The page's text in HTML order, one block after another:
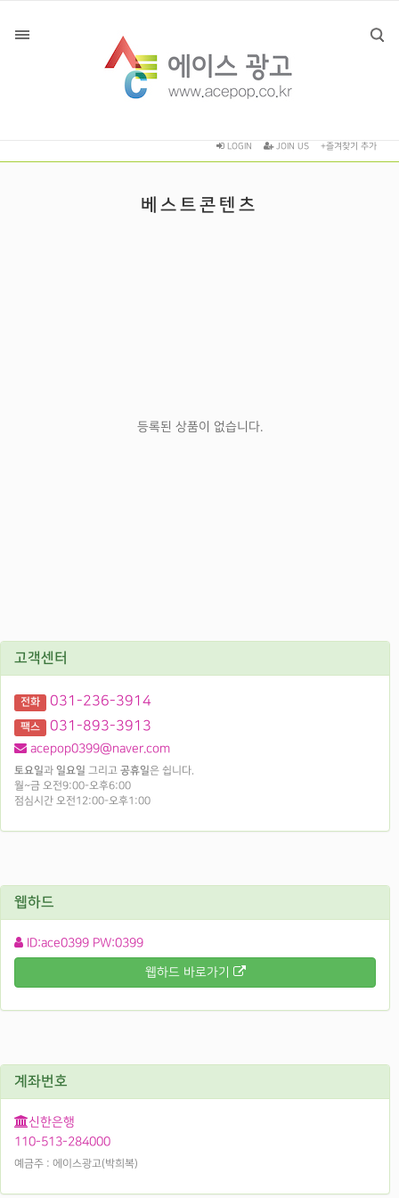
LOGIN JOIN US +즐겨찾기 추가
베스트콘텐츠
등록된 상품이 없습니다.
고객센터
전화 031-236-3914
팩스 031-893-3913
acepop0399@naver.com
토요일과 일요일 그리고 공휴일은 쉽니다.
월~금 오전9:00-오후6:00
점심시간 오전12:00-오후1:00
웹하드
ID:ace0399 PW:0399
웹하드 바로가기
계좌번호
신한은행
110-513-284000
예금주 : 에이스광고(박희복)